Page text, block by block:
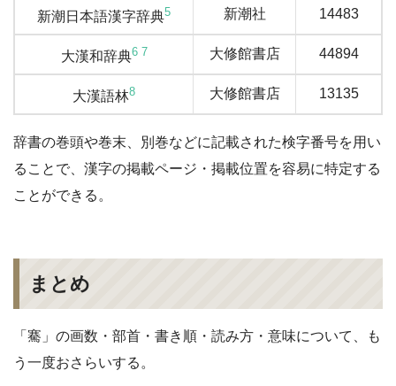
新潮日本語漢字辞典5 新潮社 14483
大漢和辞典6 7 大修館書店 44894
大漢語林8 大修館書店 13135
辞書の巻頭や巻末、別巻などに記載された検字番号を用い
ることで、漢字の掲載ページ・掲載位置を容易に特定する
ことができる。
まとめ
「騫」の画数・部首・書き順・読み方・意味について、も
う一度おさらいする。